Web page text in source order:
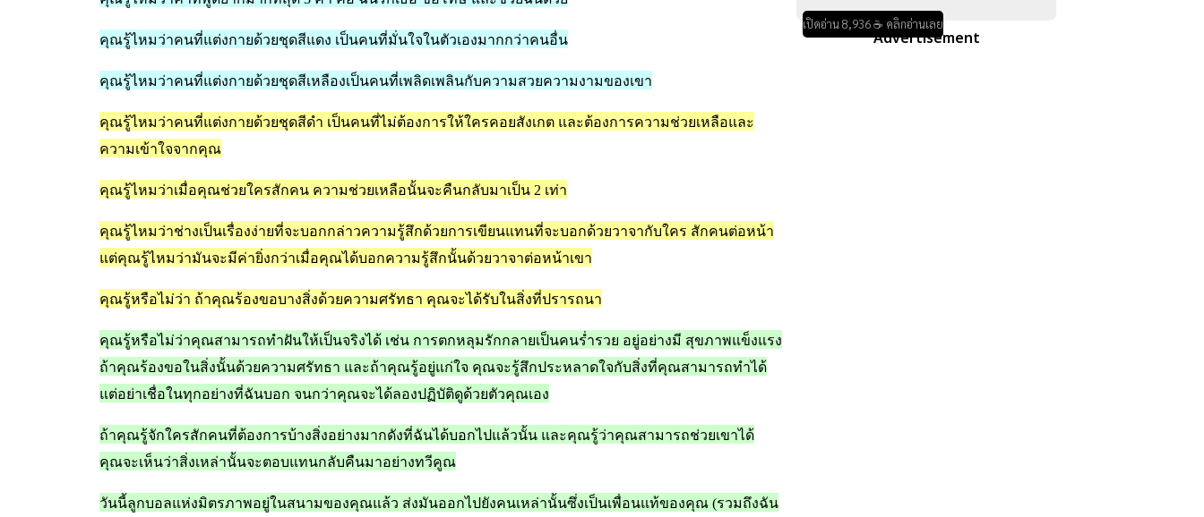
คุณรู้ไหมว่าคนที่แต่งกายด้วยชุดสีแดง เป็นคนที่มั่นใจในตัวเองมากกว่าคนอื่น
คุณรู้ไหมว่าคนที่แต่งกายด้วยชุดสีเหลืองเป็นคนที่เพลิดเพลินกับความสวยความงามของเขา
คุณรู้ไหมว่าคนที่แต่งกายด้วยชุดสีดำ เป็นคนที่ไม่ต้องการให้ใครคอยสังเกต และต้องการความช่วยเหลือและ
ความเข้าใจจากคุณ
คุณรู้ไหมว่าเมื่อคุณช่วยใครสักคน ความช่วยเหลือนั้นจะคืนกลับมาเป็น 2 เท่า
คุณรู้ไหมว่าช่างเป็นเรื่องง่ายที่จะบอกกล่าวความรู้สึกด้วยการเขียนแทนที่จะบอกด้วยวาจากับใคร สักคนต่อหน้า
แต่คุณรู้ไหมว่ามันจะมีค่ายิ่งกว่าเมื่อคุณได้บอกความรู้สึกนั้นด้วยวาจาต่อหน้าเขา
คุณรู้หรือไม่ว่า ถ้าคุณร้องขอบางสิ่งด้วยความศรัทธา คุณจะได้รับในสิ่งที่ปรารถนา
คุณรู้หรือไม่ว่าคุณสามารถทำฝันให้เป็นจริงได้ เช่น การตกหลุมรักกลายเป็นคนร่ำรวย อยู่อย่างมี สุขภาพแข็งแรง
ถ้าคุณร้องขอในสิ่งนั้นด้วยความศรัทธา และถ้าคุณรู้อยู่แก่ใจ คุณจะรู้สึกประหลาดใจกับสิ่งที่คุณสามารถทำได้
แต่อย่าเชื่อในทุกอย่างที่ฉันบอก จนกว่าคุณจะได้ลองปฏิบัติดูด้วยตัวคุณเอง
ถ้าคุณรู้จักใครสักคนที่ต้องการบ้างสิ่งอย่างมากดังที่ฉันได้บอกไปแล้วนั้น และคุณรู้ว่าคุณสามารถช่วยเขาได้
คุณจะเห็นว่าสิ่งเหล่านั้นจะตอบแทนกลับคืนมาอย่างทวีคูณ
วันนี้ลูกบอลแห่งมิตรภาพอยู่ในสนามของคุณแล้ว ส่งมันออกไปยังคนเหล่านั้นซึ่งเป็นเพื่อนแท้ของคุณ (รวมถึงฉัน
เปิดอ่าน 8,936 ☕ คลิกอ่านเลย
Advertisement